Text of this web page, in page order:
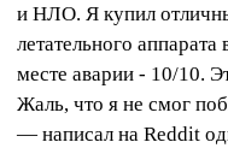
и НЛО. Я купил
летательного
месте аварии - 10/10.
Жаль, что я не смог
— написал на Reddit